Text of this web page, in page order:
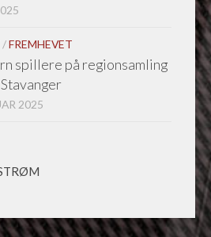
/FREMHEVET
spillere på regionsamling
2025